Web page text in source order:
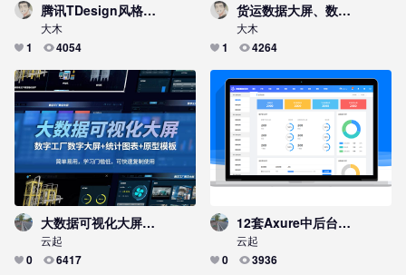
腾讯TDesign风格二级菜单
大木
1 4054
货运数据大屏、数据看板，设计大气，科技感十足
大木
1 4264
大数据可视化大屏，数字工厂数字大屏+统计图表+原型模板
云起
0 6417
12套Axure中后台管理信息系统通用原型方案
云起
0 3936